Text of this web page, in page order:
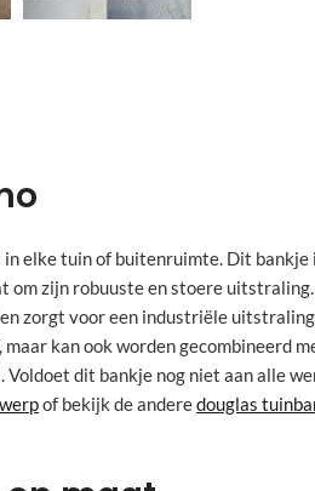
elke tuin of buitenruimte. Dit bankje
om zijn robuuste en stoere
zorgt voor een industriële
kan ook worden gecombineerd
dit bankje nog niet aan alle
of bekijk de anderedouglas